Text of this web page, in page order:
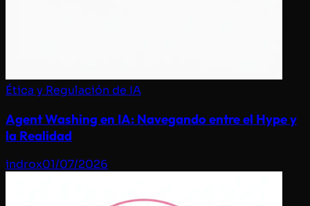
Ética y Regulación de IA
Agent Washing en IA: Navegando entre el Hype y
la Realidad
indrox01/07/2026